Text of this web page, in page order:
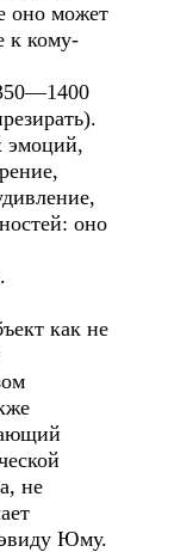
оно может
к кому-
эмоций,
оно
как не
не
Юму.